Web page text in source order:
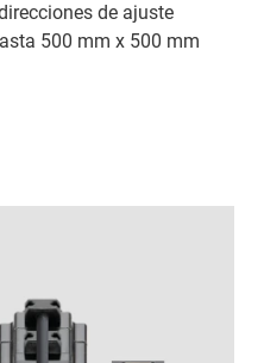
de ajuste
500 mm x 500 mm